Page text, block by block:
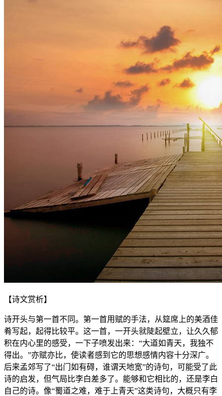
【诗文赏析】
诗开头与第一首不同。第一首用赋的手法，从筵席上的美酒佳
肴写起，起得比较平。这一首，一开头就陡起壁立，让久久郁
积在内心里的感受，一下子喷发出来：“大道如青天，我独不
得出。”亦赋亦比，使读者感到它的思想感情内容十分深广。
后来孟郊写了“出门如有碍，谁谓天地宽”的诗句，可能受了此
诗的启发，但气局比李白差多了。能够和它相比的，还是李白
自己的诗。像“蜀道之难，难于上青天”这类诗句，大概只有李